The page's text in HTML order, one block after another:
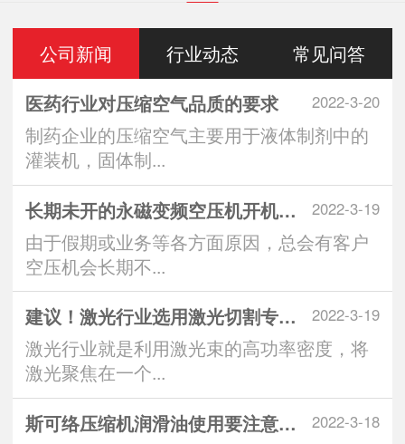
公司新闻 行业动态 常见问答
2022-3-20
医药行业对压缩空气品质的要求
制药企业的压缩空气主要用于液体制剂中的
灌装机，固体制...
2022-3-19
长期未开的永磁变频空压机开机注意
由于假期或业务等各方面原因，总会有客户
空压机会长期不...
2022-3-19
建议！激光行业选用激光切割专用空
激光行业就是利用激光束的高功率密度，将
激光聚焦在一个...
2022-3-18
斯可络压缩机润滑油使用要注意什么